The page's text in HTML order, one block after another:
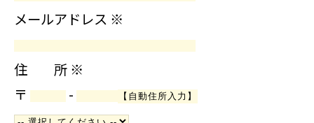
メールアドレス ※
住 所 ※
〒
-